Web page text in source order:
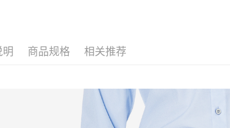
明 商品规格 相关推荐